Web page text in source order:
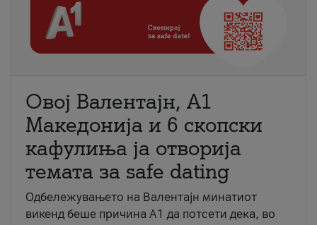
Овој Валентајн, A1
Македонија и 6 скопски
кафулиња ја отворија
темата за safe dating
Одбележувањето на Валентајн минатиот
викенд беше причина А1 да потсети дека, во